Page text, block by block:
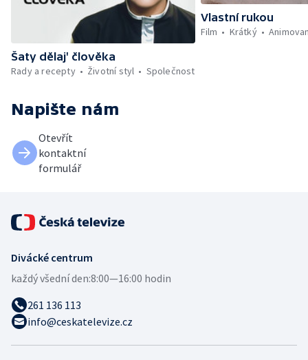
Šaty dělaj' člověka
Rady a recepty
Životní styl Společnost
Vlastní rukou
Film
Krátký
Napište nám
Otevřít
kontaktní
formulář
Divácké centrum
každý všední den:8:00—16:00 hodin
261 136 113
info@ceskatelevize.cz